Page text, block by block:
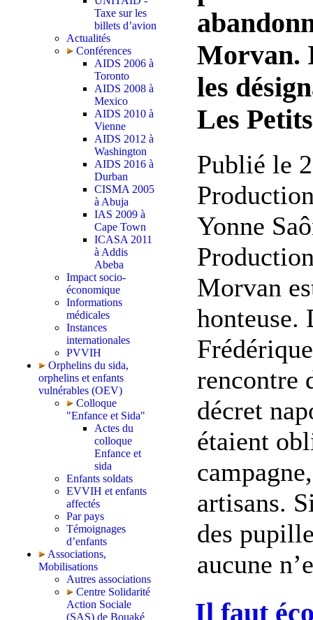
Taxe sur les
billets d’avion
Actualités
Conférences
AIDS 2006 à
Toronto
AIDS 2008 à
Mexico
AIDS 2010 à
Vienne
AIDS 2012 à
Washington
AIDS 2016 à
Durban
CISMA 2005
à Abuja
IAS 2009 à
Cape Town
ICASA 2011
à Addis
Abeba
Impact socio-
économique
Informations
médicales
Instances
internationales
PVVIH
Orphelins du sida,
orphelins et enfants
vulnérables (OEV)
Colloque
"Enfance et Sida"
Actes du
colloque
Enfance et
sida
Enfants soldats
EVVIH et enfants
affectés
Par pays
Témoignages
d’enfants
Associations,
Mobilisations
Autres associations
Centre Solidarité
Action Sociale
(SAS) de Bouaké
Morvan.
les
Les
Publié le
Yonne
Morvan
honteuse.
rencontre
décret
étaient
artisans.
des
aucune
Il faut